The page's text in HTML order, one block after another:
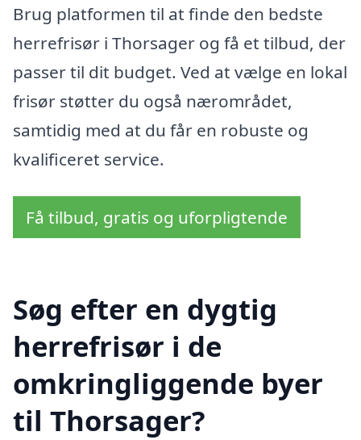
Brug platformen til at finde den bedste
herrefrisør i Thorsager og få et tilbud, der
passer til dit budget. Ved at vælge en lokal
frisør støtter du også nærområdet,
samtidig med at du får en robuste og
kvalificeret service.
Få tilbud, gratis og uforpligtende
Søg efter en dygtig
herrefrisør i de
omkringliggende byer
til Thorsager?